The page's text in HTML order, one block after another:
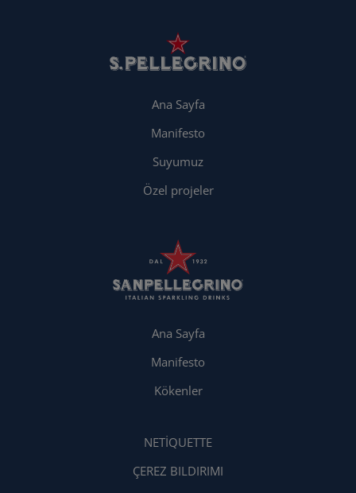
Ana Sayfa
Manifesto
Suyumuz
Özel projeler
Ana Sayfa
Manifesto
Kökenler
NETIQUETTE
ÇEREZ BILDIRIMI